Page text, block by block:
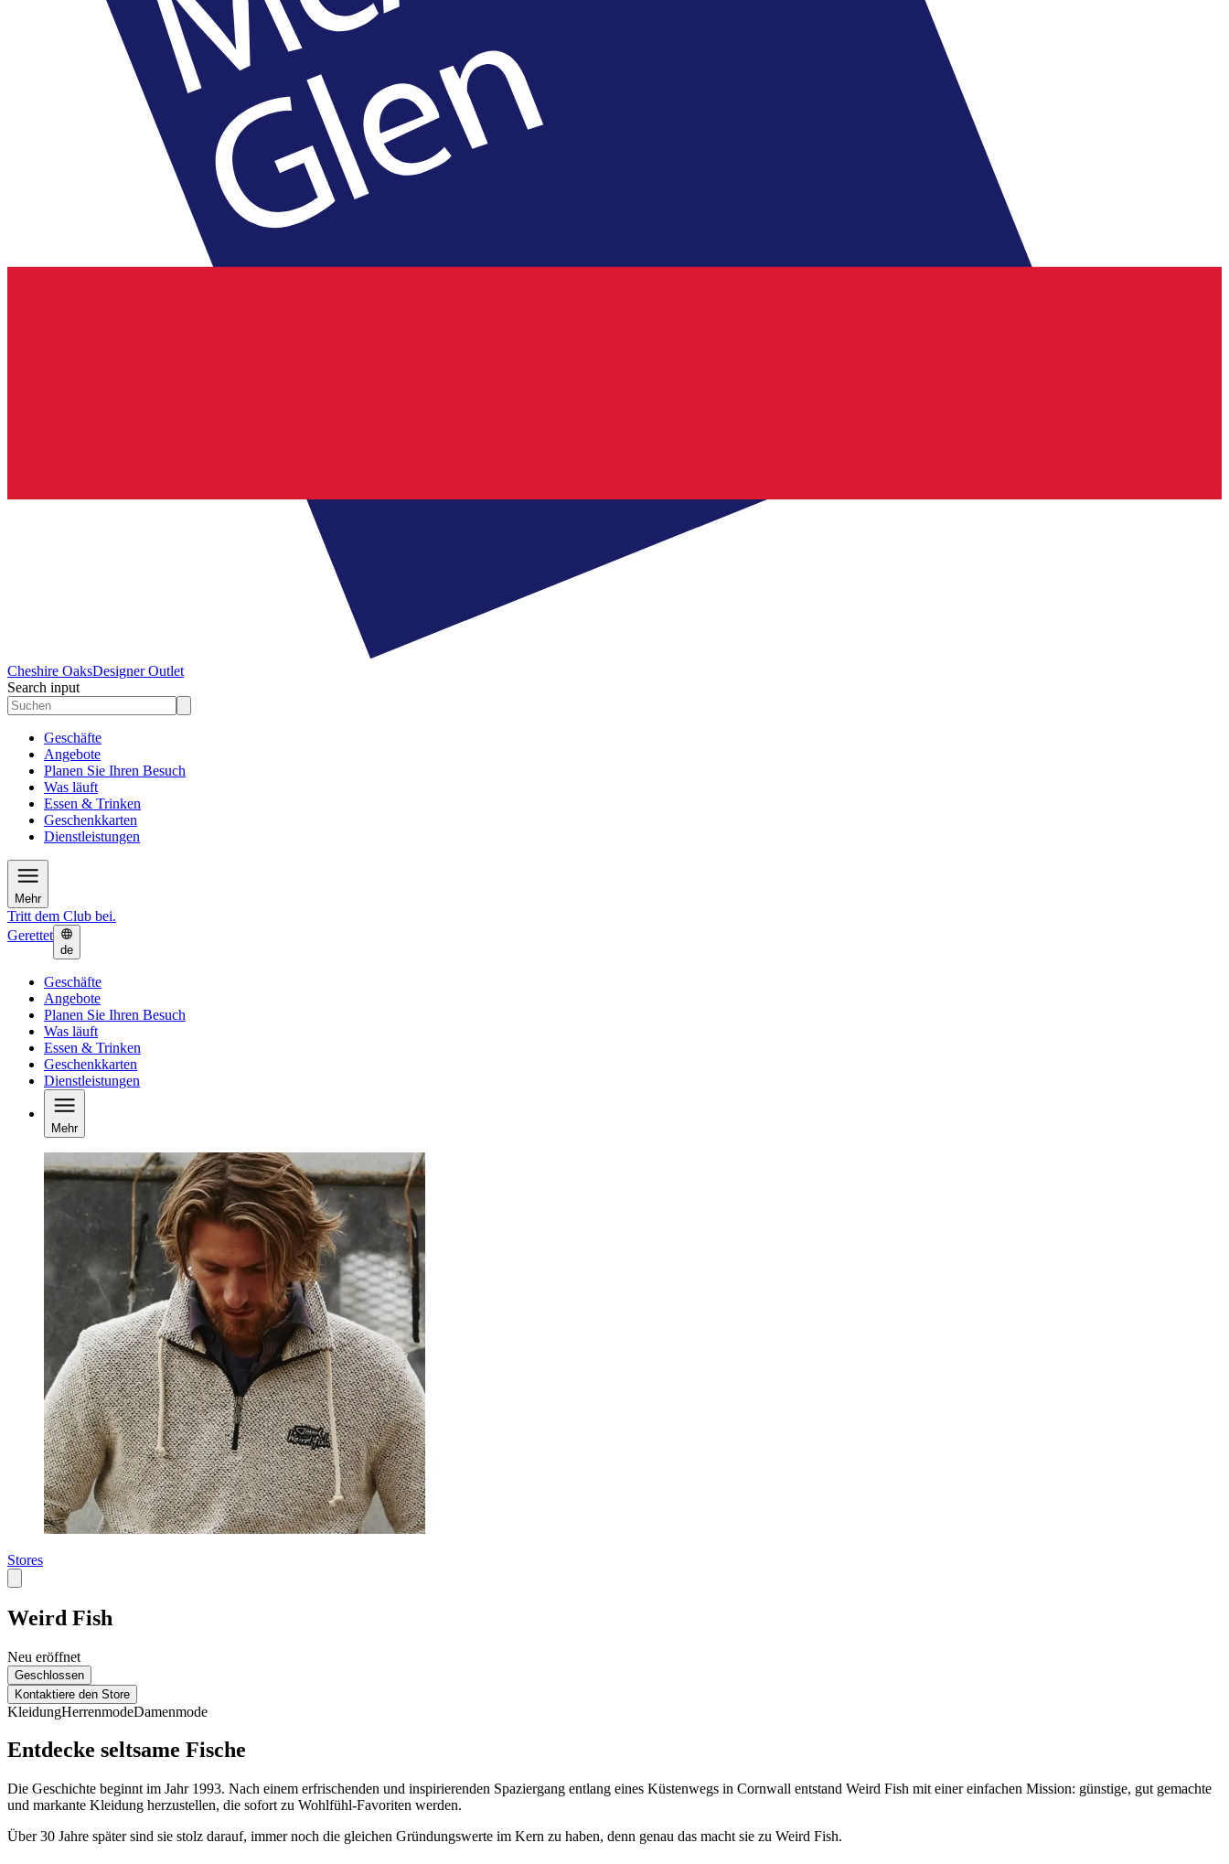
Cheshire OaksDesigner Outlet
Search input
Geschäfte
Angebote
Planen Sie Ihren Besuch
Was läuft
Essen & Trinken
Geschenkkarten
Dienstleistungen
Mehr
Tritt dem Club bei.
Gerettet
de
Geschäfte
Angebote
Planen Sie Ihren Besuch
Was läuft
Essen & Trinken
Geschenkkarten
Dienstleistungen
Mehr
Stores
Weird Fish
Neu eröffnet
Geschlossen
Kontaktiere den Store
KleidungHerrenmodeDamenmode
Entdecke seltsame Fische
Die Geschichte beginnt im Jahr 1993. Nach einem erfrischenden und inspirierenden Spaziergang entlang eines Küstenwegs in Cornwall entstand Weird Fish mit einer einfachen Mission: günstige, gut gemachte
und markante Kleidung herzustellen, die sofort zu Wohlfühl-Favoriten werden.
Über 30 Jahre später sind sie stolz darauf, immer noch die gleichen Gründungswerte im Kern zu haben, denn genau das macht sie zu Weird Fish.